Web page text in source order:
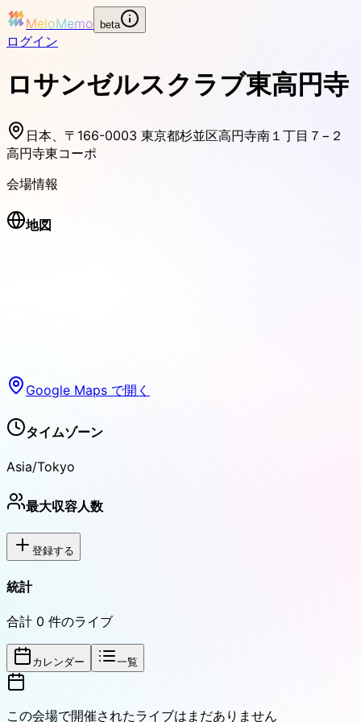
MeloMemo beta
ログイン
ロサンゼルスクラブ東高円寺
日本、〒166-0003 東京都杉並区高円寺南１丁目７−２
高円寺東コーポ
会場情報
地図
Google Maps で開く
タイムゾーン
Asia/Tokyo
最大収容人数
登録する
統計
合計 0 件のライブ
カレンダー 一覧
この会場で開催されたライブはまだありません